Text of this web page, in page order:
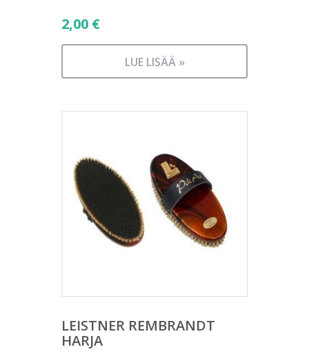
2,00 €
LUE LISÄÄ »
LEISTNER REMBRANDT
HARJA